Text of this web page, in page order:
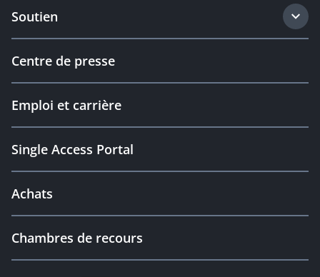
Soutien
Centre de presse
Emploi et carrière
Single Access Portal
Achats
Chambres de recours